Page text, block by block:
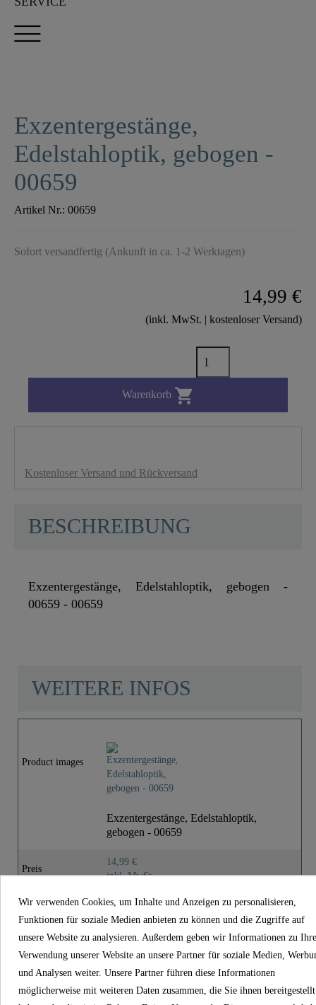
Exzentergestänge,
Edelstahloptik, gebogen -
00659
Artikel Nr.: 00659
Sofort versandfertig (Ankunft in ca. 1-2 Werktagen)
14,99 €
(inkl. MwSt. | kostenloser Versand)
Warenkorb 
Kostenloser Versand und Rückversand
BESCHREIBUNG
Exzentergestänge, Edelstahloptik, gebogen -
00659 - 00659
Gewicht 0,0 Kg
WEITERE INFOS
Product images
Exzentergestänge, Edelstahloptik,
gebogen - 00659
Preis
14,99 €
inkl. MwSt.
Artikel-Nr 00659
Gewicht 0,0 kg
Wir verwenden Cookies, um Inhalte und Anzeigen zu personalisieren,
Funktionen für soziale Medien anbieten zu können und die Zugriffe auf
unsere Website zu analysieren. Außerdem geben wir Informationen zu
Verwendung unserer Website an unsere Partner für soziale Medien,
und Analysen weiter. Unsere Partner führen diese Informationen
möglicherweise mit weiteren Daten zusammen, die Sie ihnen bereitgestellt